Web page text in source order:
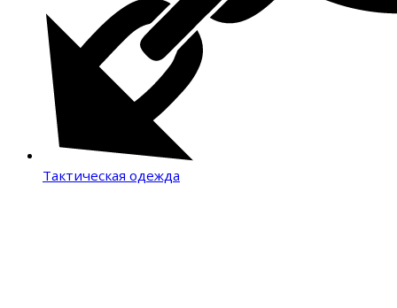
Тактическая одежда